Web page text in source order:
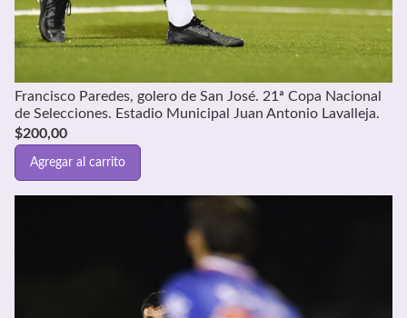
Francisco Paredes, golero de San José. 21ª Copa Nacional
de Selecciones. Estadio Municipal Juan Antonio Lavalleja.
$200,00
Agregar al carrito